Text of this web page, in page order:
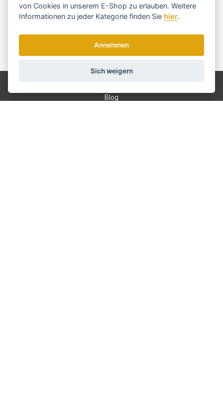
Blog
von Cookies in unserem E-Shop zu erlauben. Weitere
Informationen zu jeder Kategorie finden Sie hier.
Annehmen
Sich weigern